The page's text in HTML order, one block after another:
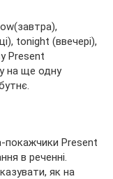
tonight (ввечері),
Present
на ще одну
покажчики Present
в реченні.
як на